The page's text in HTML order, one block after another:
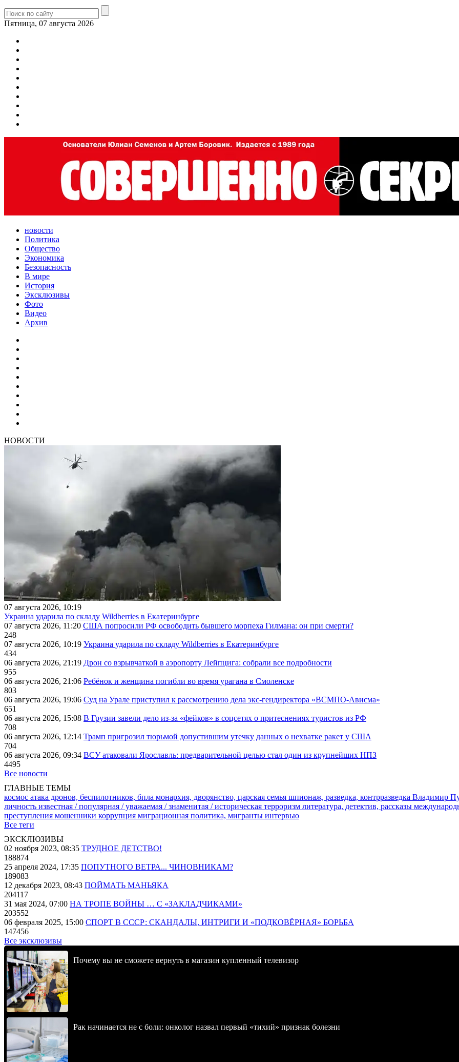
Пятница, 07 августа 2026
новости
Политика
Общество
Экономика
Безопасность
В мире
История
Эксклюзивы
Фото
Видео
Архив
НОВОСТИ
07 августа 2026, 10:19
Украина ударила по складу Wildberries в Екатеринбурге
07 августа 2026, 11:20 США попросили РФ освободить бывшего морпеха Гилмана: он при смерти?
248
07 августа 2026, 10:19 Украина ударила по складу Wildberries в Екатеринбурге
434
06 августа 2026, 21:19 Дрон со взрывчаткой в аэропорту Лейпцига: собрали все подробности
955
06 августа 2026, 21:06 Ребёнок и женщина погибли во время урагана в Смоленске
803
06 августа 2026, 19:06 Суд на Урале приступил к рассмотрению дела экс-гендиректора «ВСМПО-Ависма»
651
06 августа 2026, 15:08 В Грузии завели дело из-за «фейков» в соцсетях о притеснениях туристов из РФ
708
06 августа 2026, 12:14 Трамп пригрозил тюрьмой допустившим утечку данных о нехватке ракет у США
704
06 августа 2026, 09:34 ВСУ атаковали Ярославль: предварительной целью стал один из крупнейших НПЗ
4495
Все новости
ГЛАВНЫЕ ТЕМЫ
космос атака дронов, беспилотников, бпла монархия, дворянство, царская семья шпионаж, разведка, контрразведка Владимир
личность известная / популярная / уважаемая / знаменитая / историческая терроризм литература, детектив, рассказы
преступления мошенники коррупция миграционная политика, мигранты интервью
Все теги
ЭКСКЛЮЗИВЫ
02 ноября 2023, 08:35 ТРУДНОЕ ДЕТСТВО!
188874
25 апреля 2024, 17:35 ПОПУТНОГО ВЕТРА... ЧИНОВНИКАМ?
189083
12 декабря 2023, 08:43 ПОЙМАТЬ МАНЬЯКА
204117
31 мая 2024, 07:00 НА ТРОПЕ ВОЙНЫ … С «ЗАКЛАДЧИКАМИ»
203552
06 февраля 2025, 15:00 СПОРТ В СССР: СКАНДАЛЫ, ИНТРИГИ И «ПОДКОВЁРНАЯ» БОРЬБА
147456
Все эксклюзивы
Почему вы не сможете вернуть в магазин купленный телевизор
Рак начинается не с боли: онколог назвал первый «тихий» признак болезни